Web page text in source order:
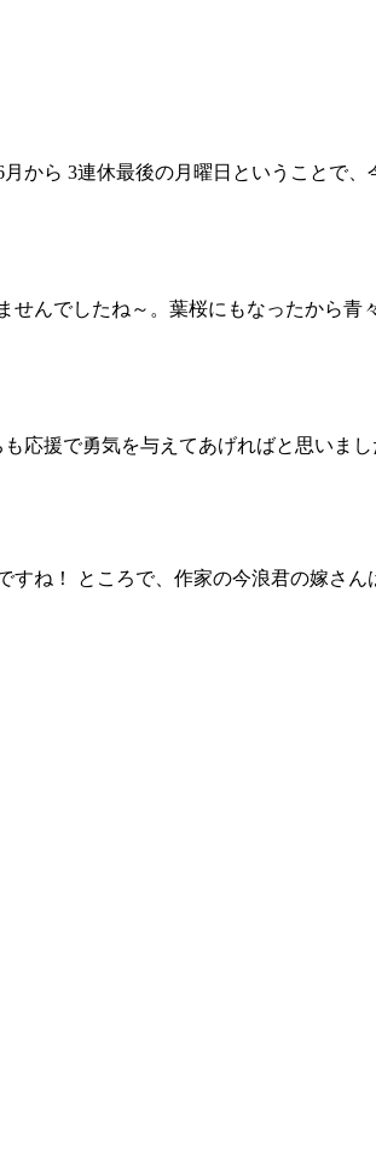
から 3連休最後の月曜日ということで
んでしたね～。葉桜にもなったから青
応援で勇気を与えてあげればと思いま
ね！ ところで、作家の今浪君の嫁さ